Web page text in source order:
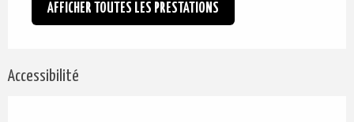
AFFICHER TOUTES LES PRESTATIONS
Accessibilité